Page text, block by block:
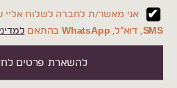
אני מאשר/ת לחברה לשלוח אליי
SMS, דוא"ל, WhatsApp בהתאם
להשארת פרטים